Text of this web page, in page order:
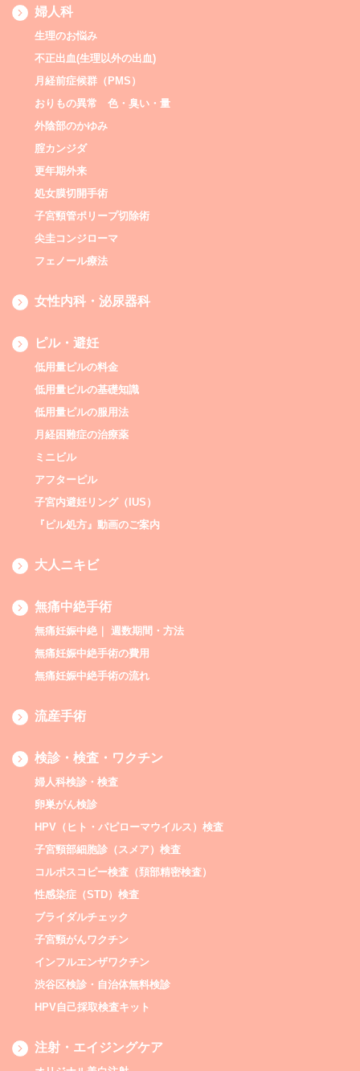
婦人科
生理のお悩み
不正出血(生理以外の出血)
月経前症候群（PMS）
おりもの異常 色・臭い・量
外陰部のかゆみ
腟カンジダ
更年期外来
処女膜切開手術
子宮頸管ポリープ切除術
尖圭コンジローマ
フェノール療法
女性内科・泌尿器科
ピル・避妊
低用量ピルの料金
低用量ピルの基礎知識
低用量ピルの服用法
月経困難症の治療薬
ミニビル
アフターピル
子宮内避妊リング（IUS）
『ピル処方』動画のご案内
大人ニキビ
無痛中絶手術
無痛妊娠中絶｜ 週数期間・方法
無痛妊娠中絶手術の費用
無痛妊娠中絶手術の流れ
流産手術
検診・検査・ワクチン
婦人科検診・検査
卵巣がん検診
HPV（ヒト・パピローマウイルス）検査
子宮頸部細胞診（スメア）検査
コルポスコピー検査（頚部精密検査）
性感染症（STD）検査
ブライダルチェック
子宮頸がんワクチン
インフルエンザワクチン
渋谷区検診・自治体無料検診
HPV自己採取検査キット
注射・エイジングケア